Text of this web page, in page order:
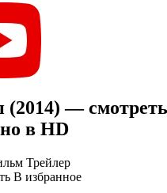
(2014) —
в HD
Трейлер
В избранное